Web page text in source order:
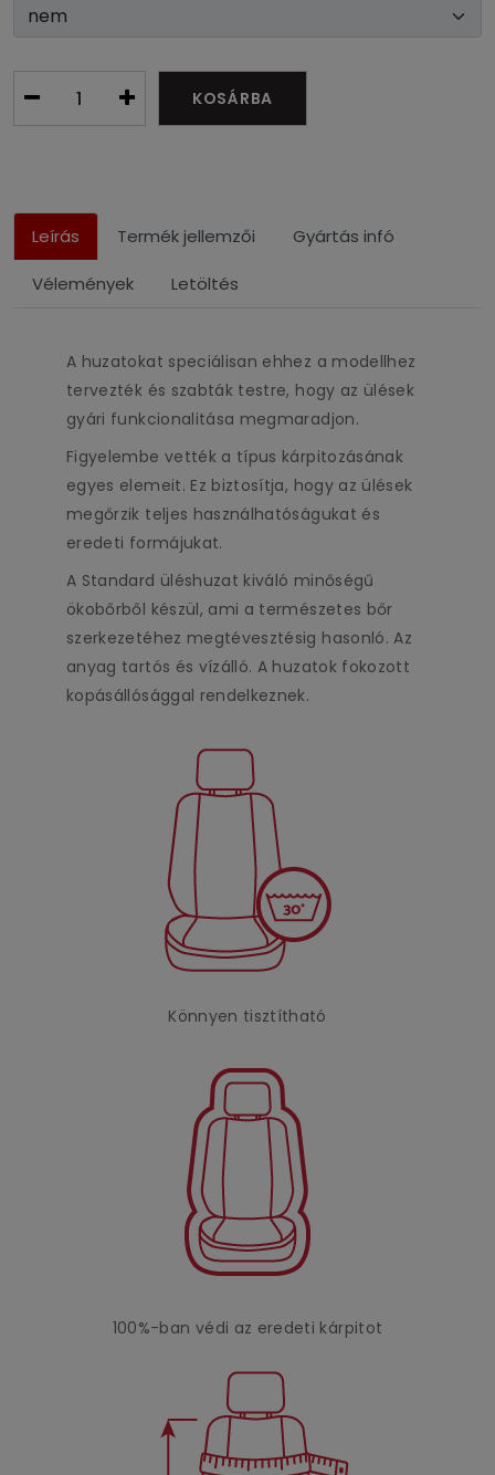
KOSÁRBA
Leírás Termék jellemzői Gyártás infó
Vélemények Letöltés
A huzatokat speciálisan ehhez a modellhez
tervezték és szabták testre, hogy az ülések
gyári funkcionalitása megmaradjon.
Figyelembe vették a típus kárpitozásának
egyes elemeit. Ez biztosítja, hogy az ülések
megőrzik teljes használhatóságukat és
eredeti formájukat.
A Standard üléshuzat kiváló minőségű
ökobőrből készül, ami a természetes bőr
szerkezetéhez megtévesztésig hasonló. Az
anyag tartós és vízálló. A huzatok fokozott
kopásállósággal rendelkeznek.
Könnyen tisztítható
100%-ban védi az eredeti kárpitot